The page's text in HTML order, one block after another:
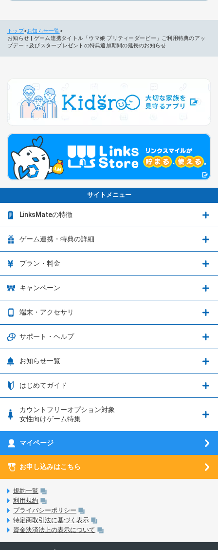
トップ お知らせ一覧
お知らせ | ゲーム連携タイトル「ウマ娘 プリティーダービー」ご利用特典のアッ
プデート及びスタープレゼントの特典追加期間の延長のお知らせ
サイトメニュー
LinksMateの特徴
LinksMateの特徴
音声通話料金がもっとオトクに
データ通信容量繰り越し
通信エリアと通信速度状況
つながる端末保証
フィルタリングアプリ
5G回線オプションについて
LINE年齢認証について
LinksStoreについて
ゲーム連携・特典の詳細
ゲーム連携・特典の詳細
ブレイブソード×ブレイズソウル
ウマ娘 プリティーダービー
プリンセスコネクト！Re:Dive
釣り★スタ
ウマスクについて
プラン・料金
プラン・料金
3種類のSIMタイプ
日割り計算
キャンペーン
お得なキャンペーン実施中！
OPPO端末購入キャンペーン第5弾
端末・アクセサリ
端末・アクセサリ
iPhone利用について
動作確認済み端末一覧
サポート・ヘルプ
サポート・ヘルプ
nanoSIM･microSIM･通常SIMの初期設定方法
eSIMの初期設定方法
MVNOのギモンを解消！
3Dセキュアについて
未成年者の方のご契約
通信制限について
お知らせ一覧
お知らせ一覧
はじめてガイド
はじめてガイド
SIMサービスについて
SIMロック解除ガイド
LinksMateのサービスについて
LPについて
おすすめプラン
カウントフリーオプション対象
女性向けゲーム特集
刀剣乱舞-ONLINE- Pocket
あんさんぶるスターズ！！Music
マイページ
お申し込みはこちら
規約一覧
利用規約
プライバシーポリシー
特定商取引法に基づく表示
資金決済法上の表示について